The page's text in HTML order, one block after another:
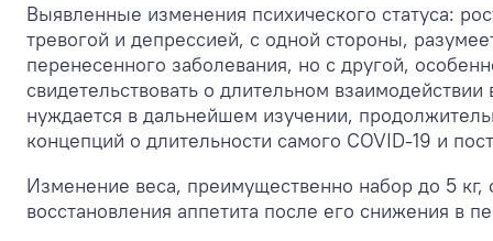
Выявленные изменения психического статуса:
тревогой и депрессией, с одной стороны,
перенесенного заболевания, но с другой,
свидетельствовать о длительном
нуждается в дальнейшем изучении,
концепций о длительности самого COVID-19 и
Изменение веса, преимущественно набор до 5
восстановления аппетита после его снижения в